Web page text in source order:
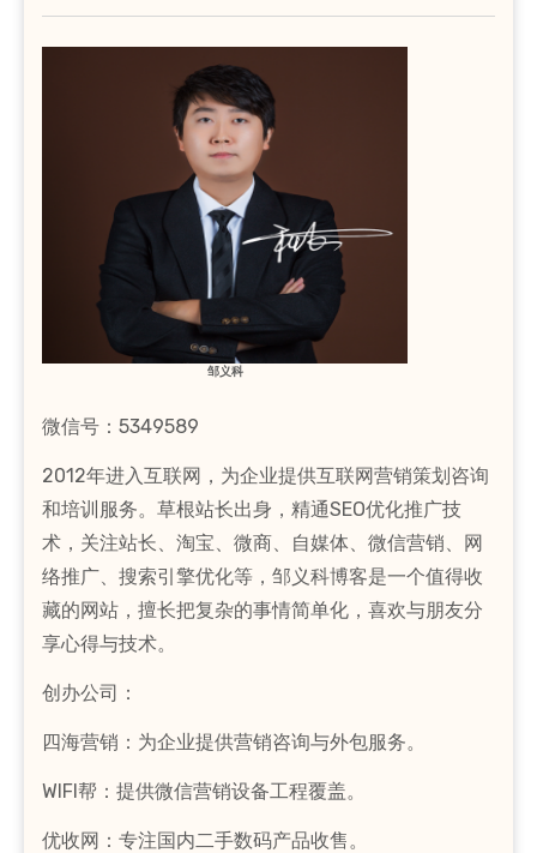
邹义科
微信号：5349589
2012年进入互联网，为企业提供互联网营销策划咨询
和培训服务。草根站长出身，精通SEO优化推广技
术，关注站长、淘宝、微商、自媒体、微信营销、网
络推广、搜索引擎优化等，邹义科博客是一个值得收
藏的网站，擅长把复杂的事情简单化，喜欢与朋友分
享心得与技术。
创办公司：
四海营销：为企业提供营销咨询与外包服务。
WIFI帮：提供微信营销设备工程覆盖。
优收网：专注国内二手数码产品收售。